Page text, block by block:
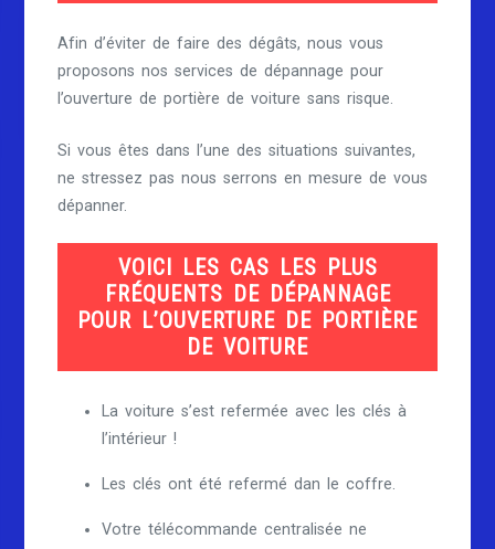
Afin d’éviter de faire des dégâts, nous vous
proposons nos services de dépannage pour
l’ouverture de portière de voiture sans risque.
Si vous êtes dans l’une des situations suivantes,
ne stressez pas nous serrons en mesure de vous
dépanner.
VOICI LES CAS LES PLUS
FRÉQUENTS DE DÉPANNAGE
POUR L’OUVERTURE DE PORTIÈRE
DE VOITURE
La voiture s’est refermée avec les clés à
l’intérieur !
Les clés ont été refermé dan le coffre.
Votre télécommande centralisée ne